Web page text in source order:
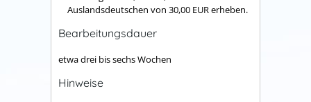
Auslandsdeutschen von 30,00 EUR erheben.
Bearbeitungsdauer
etwa drei bis sechs Wochen
Hinweise